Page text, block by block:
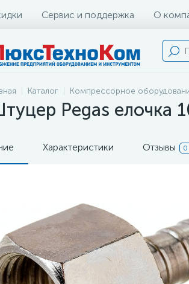
Сервис и поддержка О
Каталог Компрессорное
Pegas елочка
Характеристики Отзывы 0